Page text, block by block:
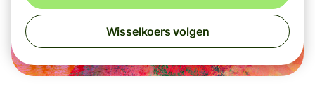
Wisselkoers volgen